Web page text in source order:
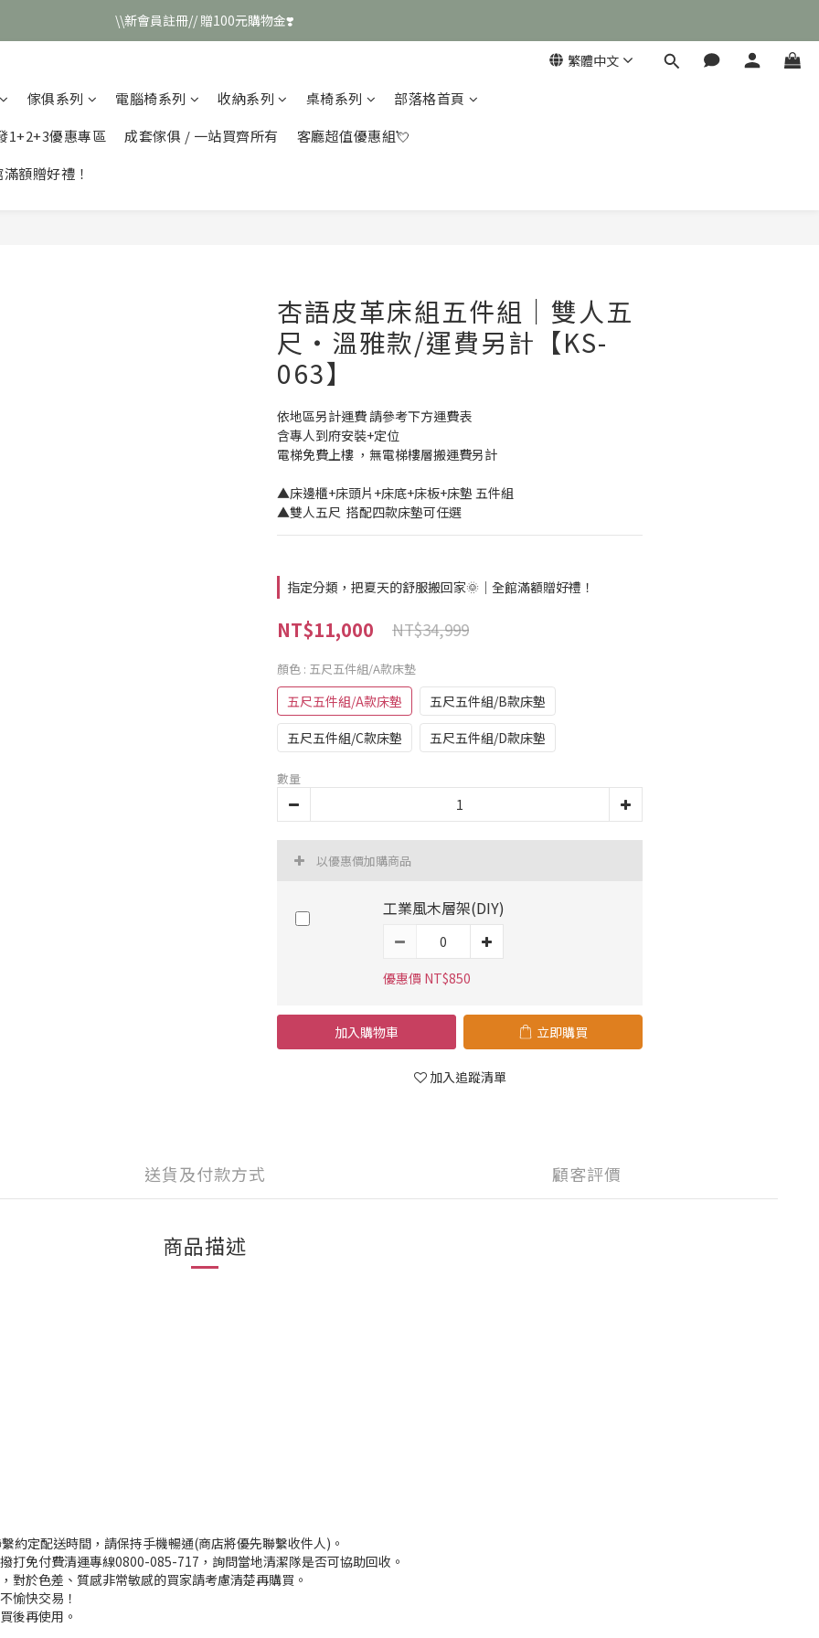
\\新會員註冊// 贈100元購物金❣️
\\新會員註冊// 贈100元購物金❣️
\\新會員註冊// 贈100元購物金❣️
繁體中文
傢俱系列 電腦椅系列 收納系列 桌椅系列
部落格首頁
1+2+3優惠專區
成套傢俱 / 一站買齊所有
客廳超值優惠組💘
額贈好禮！
杏語皮革床組五件組｜雙人五
尺・溫雅款/運費另計【KS-
063】
依地區另計運費 請參考下方運費表
含專人到府安裝+定位
電梯免費上樓 ，無電梯樓層搬運費另計
▲床邊櫃+床頭片+床底+床板+床墊 五件組
▲雙人五尺  搭配四款床墊可任選
指定分類，把夏天的舒服搬回家🌞｜全館滿額贈好禮！
NT$11,000 NT$34,999
顏色 : 五尺五件組/A款床墊
五尺五件組/A款床墊
五尺五件組/B款床墊
五尺五件組/C款床墊
五尺五件組/D款床墊
數量
以優惠價加購商品
工業風木層架(DIY)
優惠價 NT$850
加入購物車 立即購買
加入追蹤清單
送貨及付款方式 顧客評價
商品描述
約定配送時間，請保持手機暢通(商店將優先聯繫收件人)。
打免付費清運專線0800-085-717，詢問當地清潔隊是否可協助回收。
對於色差、質感非常敏感的買家請考慮清楚再購買。
愉快交易！
後再使用。